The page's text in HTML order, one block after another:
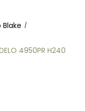
Blake
4950PR H240